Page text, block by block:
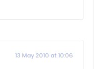
13 May 2010 at 10:06